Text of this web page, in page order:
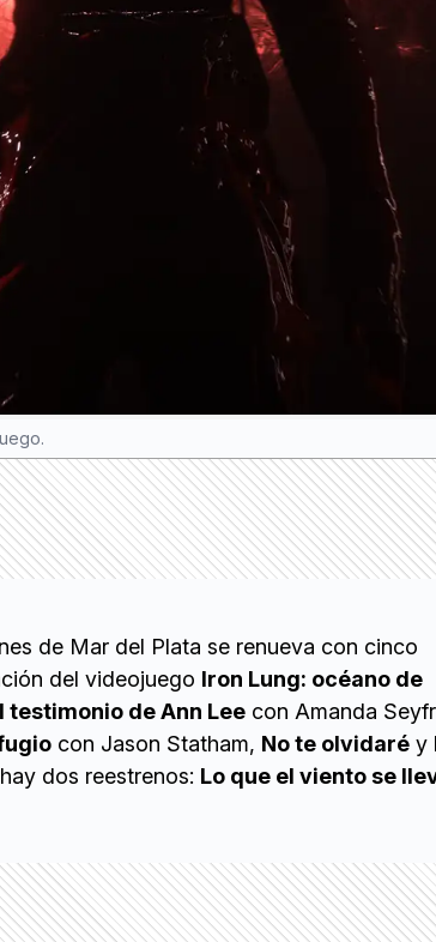
de Mar del Plata se renueva con cinco
del videojuego Iron Lung: océano de
testimonio de Ann Lee con Amanda
con Jason Statham, No te olvidaré y
dos reestrenos: Lo que el viento se